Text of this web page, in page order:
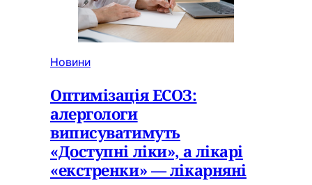
Новини
Оптимізація ЕСОЗ:
алергологи
виписуватимуть
«Доступні ліки», а лікарі
«екстренки» — лікарняні